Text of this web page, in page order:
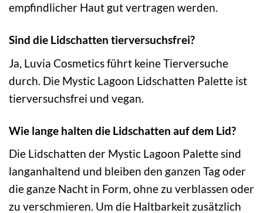
empfindlicher Haut gut vertragen werden.
Sind die Lidschatten tierversuchsfrei?
Ja, Luvia Cosmetics führt keine Tierversuche
durch. Die Mystic Lagoon Lidschatten Palette ist
tierversuchsfrei und vegan.
Wie lange halten die Lidschatten auf dem Lid?
Die Lidschatten der Mystic Lagoon Palette sind
langanhaltend und bleiben den ganzen Tag oder
die ganze Nacht in Form, ohne zu verblassen oder
zu verschmieren. Um die Haltbarkeit zusätzlich